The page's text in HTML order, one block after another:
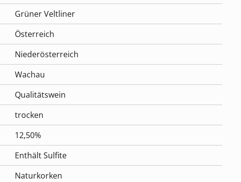
Enthält Sulfite
Österreich
Niederösterreich
Wachau
Grüner Veltliner
trocken
12,50%
Qualitätswein
Naturkorken